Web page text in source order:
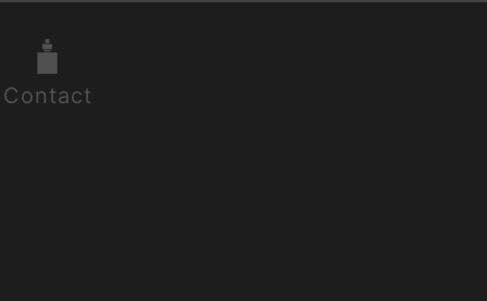
Contact